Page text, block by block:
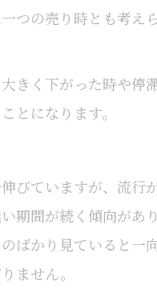
つの売り時とも考え
きく下がった時や停
とになります。
びていますが、流行
期間が続く傾向があり
ばかり見ていると一
ません。